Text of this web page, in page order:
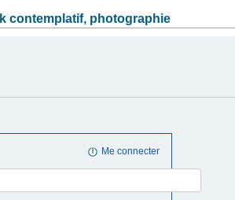
contemplatif, photographie
Me connecter